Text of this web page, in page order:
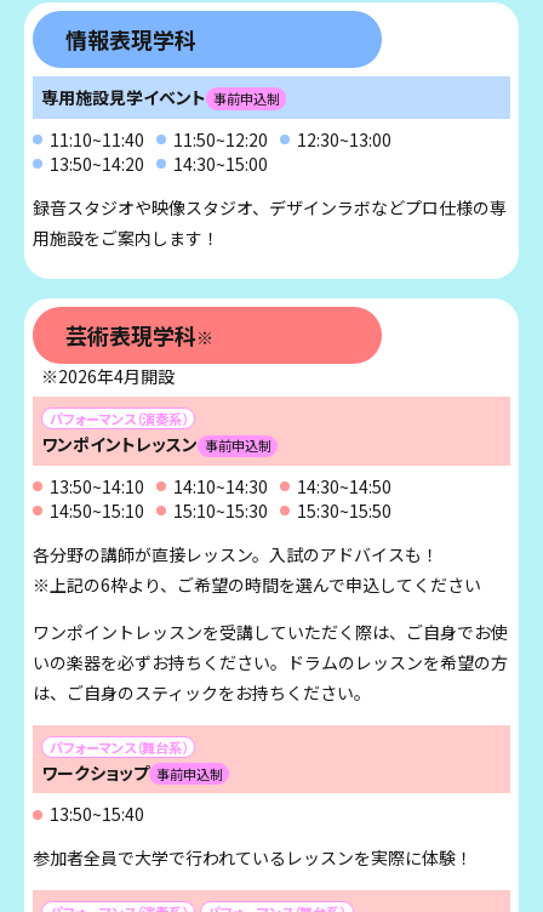
情報表現学科
専用施設見学イベント 事前申込制
11:10~11:40 11:50~12:20
12:30~13:00
13:50~14:20
14:30~15:00
録音スタジオや映像スタジオ、デザインラボなどプロ仕様の専
用施設をご案内します！
芸術表現学科※
※2026年4月開設
パフォーマンス（演奏系）
ワンポイントレッスン 事前申込制
13:50~14:10 14:10~14:30
14:30~14:50
14:50~15:10
15:10~15:30
15:30~15:50
各分野の講師が直接レッスン。入試のアドバイスも！
※上記の6枠より、ご希望の時間を選んで申込してください
ワンポイントレッスンを受講していただく際は、ご自身でお使
いの楽器を必ずお持ちください。ドラムのレッスンを希望の方
は、ご自身のスティックをお持ちください。
パフォーマンス（舞台系）
ワークショップ 事前申込制
13:50~15:40
参加者全員で大学で行われているレッスンを実際に体験！